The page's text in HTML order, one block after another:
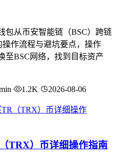
包从币安智能链（BSC）跨链
作流程与避坑要点，操作
至BSC网络，找到目标资产
1.2K 2026-08-06
TRX）币详细操作指南